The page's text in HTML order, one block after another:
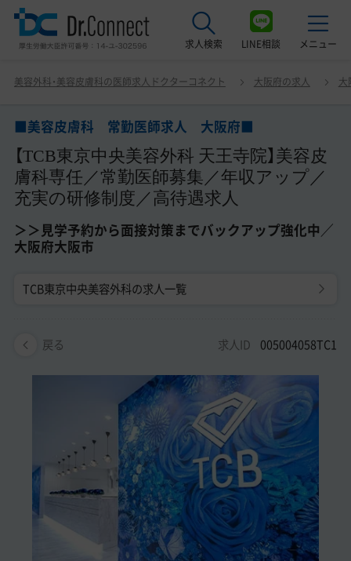
求人検索 LINE相談 メニュー
美容クリニック見学ご希望の方はこちら
サービス紹介
ドクターコネクトの強み
エージェント紹介
美容医療医師の転職お役立ちコンテンツ
美容クリニック見学・研修情報
美容外科・美容皮膚科の医師転職体験談
美容クリニックインタビュー
美容医療の転職お役立ち記事
美容外科・美容皮膚科の医師求人ドクターコネクト 大阪府の求人 大
■美容皮膚科 常勤医師求人 大阪府■
【TCB東京中央美容外科 天王寺院】美容皮
膚科専任／常勤医師募集／年収アップ／
充実の研修制度／高待遇求人
＞＞見学予約から面接対策までバックアップ強化中／
大阪府大阪市
TCB東京中央美容外科の求人一覧
戻る 求人ID 005004058TC1
■美容皮膚科 常勤医師求人 大阪府■ 【TCB東京中央美
容外科 天王寺院】美容皮膚科専任／常勤医師募集／年収ア
接対策までバックアップ強化中／大阪府大阪市